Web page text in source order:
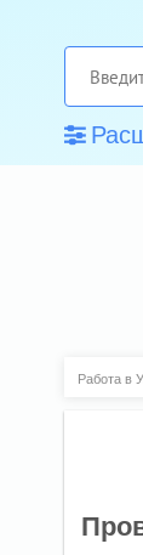
Работа в